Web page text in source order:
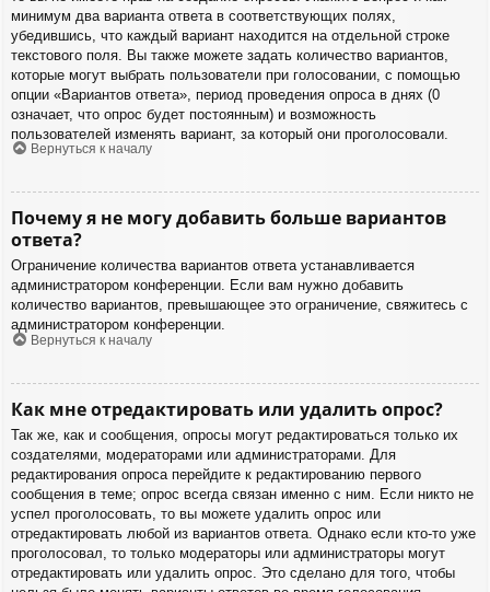
минимум два варианта ответа в соответствующих полях,
убедившись, что каждый вариант находится на отдельной строке
текстового поля. Вы также можете задать количество вариантов,
которые могут выбрать пользователи при голосовании, с помощью
опции «Вариантов ответа», период проведения опроса в днях (0
означает, что опрос будет постоянным) и возможность
пользователей изменять вариант, за который они проголосовали.
Вернуться к началу
Почему я не могу добавить больше вариантов
ответа?
Ограничение количества вариантов ответа устанавливается
администратором конференции. Если вам нужно добавить
количество вариантов, превышающее это ограничение, свяжитесь с
администратором конференции.
Вернуться к началу
Как мне отредактировать или удалить опрос?
Так же, как и сообщения, опросы могут редактироваться только их
создателями, модераторами или администраторами. Для
редактирования опроса перейдите к редактированию первого
сообщения в теме; опрос всегда связан именно с ним. Если никто не
успел проголосовать, то вы можете удалить опрос или
отредактировать любой из вариантов ответа. Однако если кто-то уже
проголосовал, то только модераторы или администраторы могут
отредактировать или удалить опрос. Это сделано для того, чтобы